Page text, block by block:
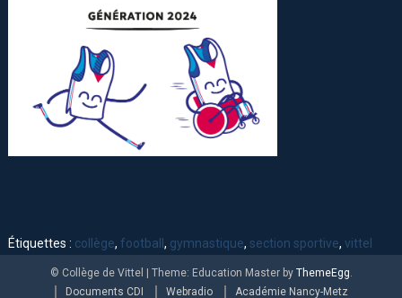
Étiquettes : collège, football, gymnastique,section sportive,vittel
© Collège de Vittel Theme: Education Master by ThemeEgg.
Documents CDI
Webradio Académie Nancy-Metz